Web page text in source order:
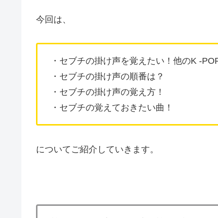
今回は、
・セブチの掛け声を覚えたい！他のK -
・セブチの掛け声の順番は？
・セブチの掛け声の覚え方！
・セブチの覚えておきたい曲！
についてご紹介していきます。